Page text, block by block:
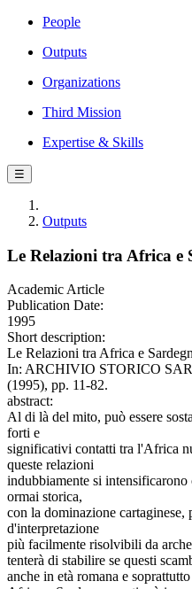
People
Outputs
Organizations
Third Mission
Expertise & Skills
☰
Outputs
Le Relazioni tra Africa e
Academic Article
Publication Date:
1995
Short description:
Le Relazioni tra Africa e
In: ARCHIVIO STORICO
(1995), pp. 11-82.
abstract:
Al di là del mito, può essere
forti e
significativi contatti tra l'Africa
queste relazioni
indubbiamente si
ormai storica,
con la dominazione
d'interpretazione
più facilmente risolvibili da
tenterà di stabilire se questi
anche in età romana e